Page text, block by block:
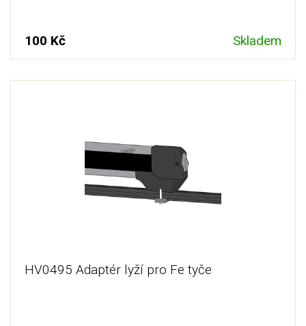
100 Kč Skladem
HV0495 Adaptér lyží pro Fe tyče